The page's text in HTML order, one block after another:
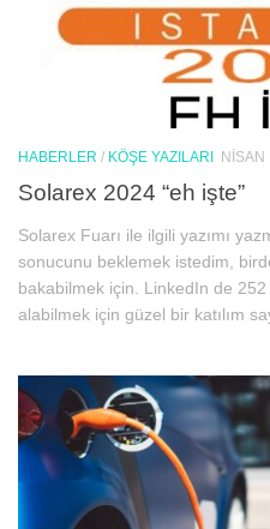
HABERLER / KÖŞE YAZILARI NISAN
Solarex 2024 “eh işte”
Solarex Fuarı ile ilgili yazımı
sonucunu beklemek istedim,
bakabilmek için. LinkedIn de
alabilmek için güzel bir katılım